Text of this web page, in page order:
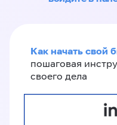
Как начать свой
пошаговая
своего дела